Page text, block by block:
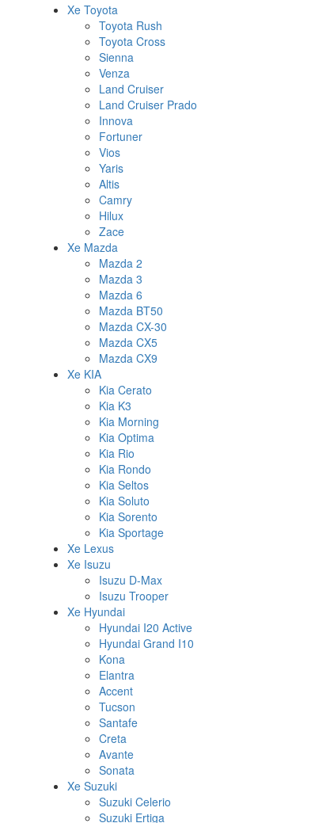
Xe Toyota
Toyota Rush
Toyota Cross
Sienna
Venza
Land Cruiser
Land Cruiser Prado
Innova
Fortuner
Vios
Yaris
Altis
Camry
Hilux
Zace
Xe Mazda
Mazda 2
Mazda 3
Mazda 6
Mazda BT50
Mazda CX-30
Mazda CX5
Mazda CX9
Xe KIA
Kia Cerato
Kia K3
Kia Morning
Kia Optima
Kia Rio
Kia Rondo
Kia Seltos
Kia Soluto
Kia Sorento
Kia Sportage
Xe Lexus
Xe Isuzu
Isuzu D-Max
Isuzu Trooper
Xe Hyundai
Hyundai I20 Active
Hyundai Grand I10
Kona
Elantra
Accent
Tucson
Santafe
Creta
Avante
Sonata
Xe Suzuki
Suzuki Celerio
Suzuki Ertiga